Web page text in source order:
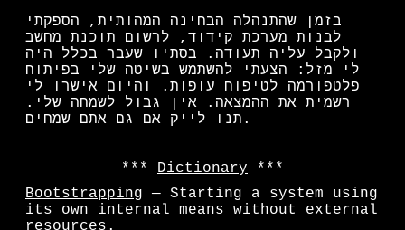
בזמן שהתנהלה הבחינה המהותית, הספקתי
לבנות מערכת קידוד, לרשום תוכנת מחשב
ולקבל עליה תעודה. בסתיו שעבר בכלל היה
לי מזל: הצעתי להשתמש בשיטה שלי בפיתוח
פלטפורמה לטיפוח עופות. והיום אישרו לי
רשמית את ההמצאה. אין גבול לשמחה שלי.
תנו לייק אם גם אתם שמחים.
Dictionary
Bootstrapping — Starting a system using
its own internal means without external
resources.